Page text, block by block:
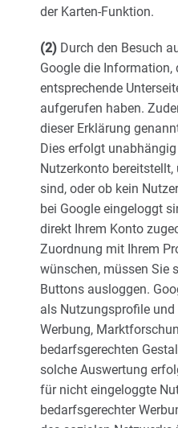
der Karten-Funktion.
(2) Durch den Besuch
Google die Information,
entsprechende
aufgerufen haben.
dieser Erklärung
Dies erfolgt
Nutzerkonto
sind, oder ob kein
bei Google eingeloggt
direkt Ihrem Konto
Zuordnung mit Ihrem
wünschen, müssen Sie
Buttons ausloggen.
als Nutzungsprofile
Werbung,
bedarfsgerechten
solche Auswertung
für nicht eingeloggte
bedarfsgerechter